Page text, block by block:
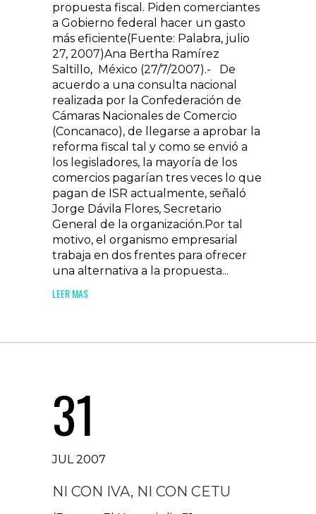
propuesta fiscal. Piden comerciantes
a Gobierno federal hacer un gasto
más eficiente(Fuente: Palabra, julio
27, 2007)Ana Bertha Ramírez
Saltillo, México (27/7/2007).- De
acuerdo a una consulta nacional
realizada por la Confederación de
Cámaras Nacionales de Comercio
(Concanaco), de llegarse a aprobar la
reforma fiscal tal y como se envió a
los legisladores, la mayoría de los
comercios pagarían tres veces lo que
pagan de ISR actualmente, señaló
Jorge Dávila Flores, Secretario
General de la organización.Por tal
motivo, el organismo empresarial
trabaja en dos frentes para ofrecer
una alternativa a la propuesta...
LEER MAS
31
JUL 2007
NI CON IVA, NI CON CETU